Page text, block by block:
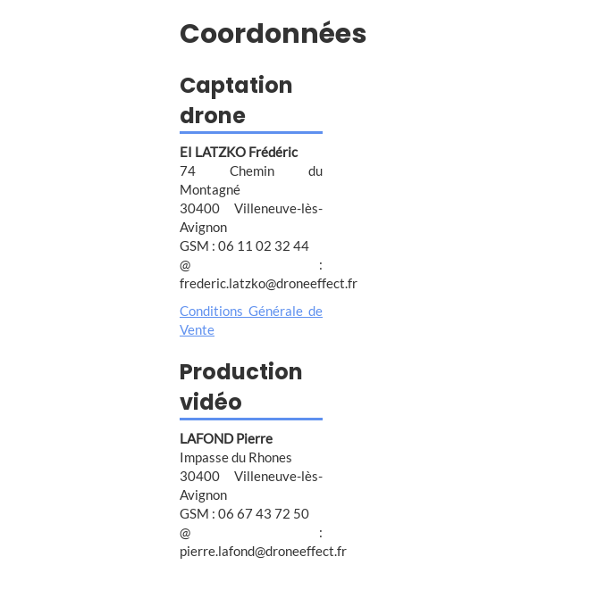
Coordonnées
Captation
drone
EI LATZKO Frédéric
74 Chemin du
Montagné
30400 Villeneuve-lès-
Avignon
GSM : 06 11 02 32 44
@ :
frederic.latzko@droneeffect.fr
Conditions Générale de
Vente
Production
vidéo
LAFOND Pierre
Impasse du Rhones
30400 Villeneuve-lès-
Avignon
GSM : 06 67 43 72 50
@ :
pierre.lafond@droneeffect.fr